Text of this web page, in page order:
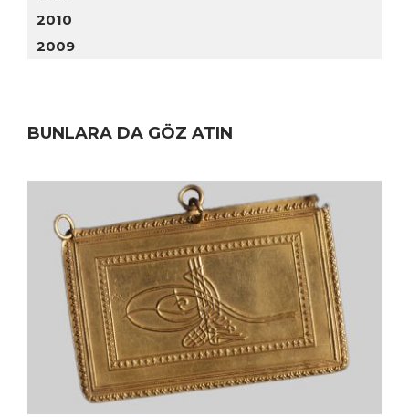
2010
2009
BUNLARA DA GÖZ ATIN